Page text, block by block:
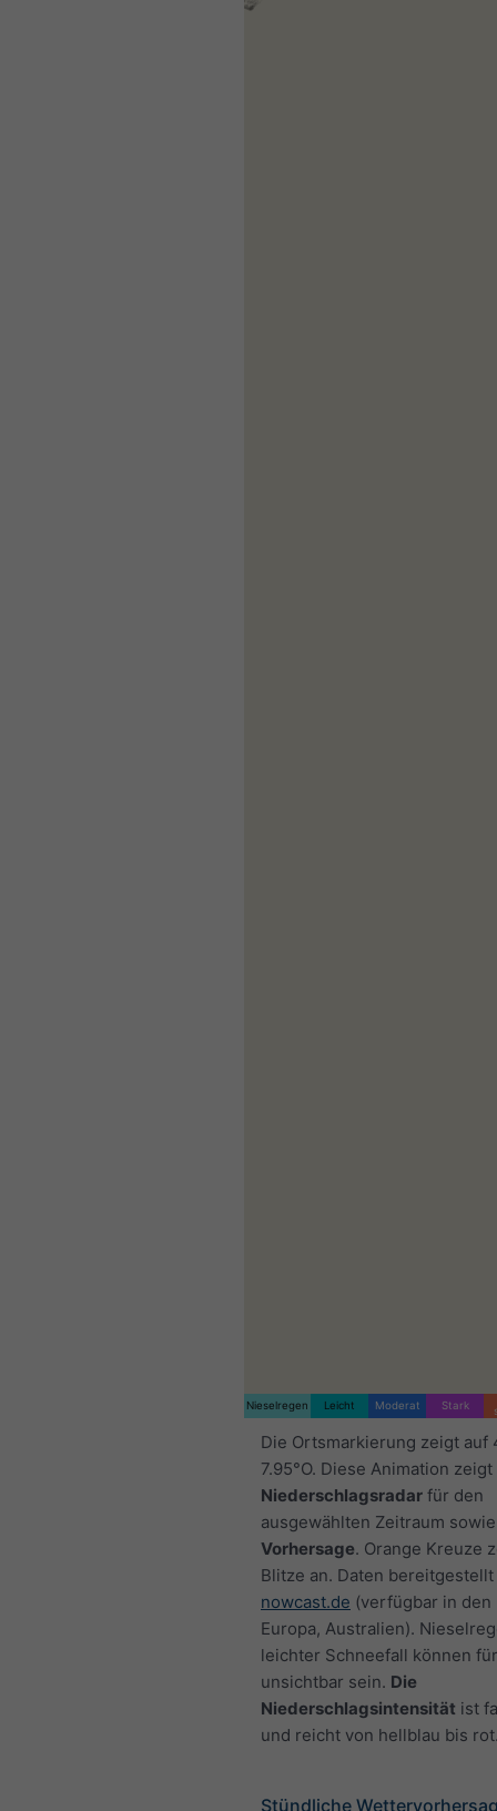
Nieselregen Leicht Moderat Stark
Die Ortsmarkierung zeigt auf
7.95°O. Diese Animation zeigt
Niederschlagsradar für den
ausgewählten Zeitraum
Vorhersage. Orange Kreuze
Blitze an. Daten
nowcast.de (verfügbar in den
Europa, Australien).
leichter Schneefall können
unsichtbar sein. Die
Niederschlagsintensität ist
und reicht von hellblau bis
Stündliche